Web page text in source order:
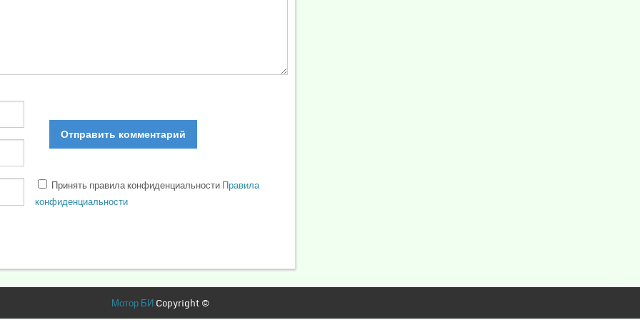
Принять правила конфиденциальностиПравила
конфиденциальности
Мотор БИCopyright ©